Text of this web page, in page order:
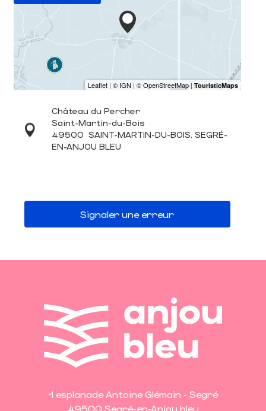
Château du Percher
Saint-Martin-du-Bois
49500 SAINT-MARTIN-DU-BOIS, SEGRÉ-
EN-ANJOU BLEU
Signaler une erreur
1 esplanade Antoine Glémain - Segré
49500 Segré-en-Anjou bleu